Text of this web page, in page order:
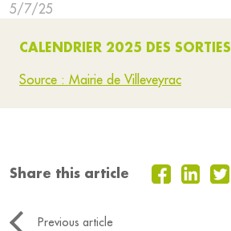
5/7/25
CALENDRIER 2025 DES
Source : Mairie de Villeveyrac
Share this article
Previous article